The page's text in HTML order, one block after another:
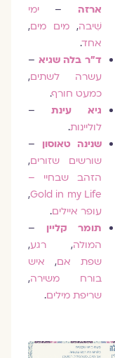
ארזה–
ימי
שִׁיבה, מים מים,
אחד.
ד״ר בלה שגיא–
עשרה לשתים,
כמעט חורף.
גיא עינת–
לוליינות.
שנינה טאוסון–
שורשים שזורים,
הזהב שבחיי –
Gold in my Life
,
עופר איילים.
תומר קליין
המולה, רגע,
שפת אם,
איש
בורח משירה,
שריפת מילים.